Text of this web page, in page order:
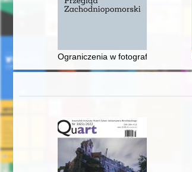
Ograniczenia w fotografowaniu w